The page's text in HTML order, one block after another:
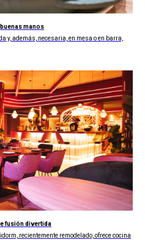
buenas manos
y, además, necesaria, en mesa o en barra,
fusión divertida
recientemente remodelado, ofrece cocina